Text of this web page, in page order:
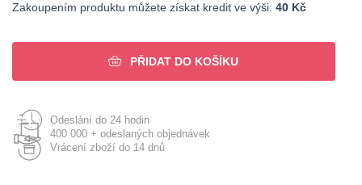
Zakoupením produktu můžete získat kredit ve výši: 40 Kč
PŘIDAT DO KOŠÍKU
Odeslání do 24 hodin
400 000 + odeslaných objednávek
Vrácení zboží do 14 dnů